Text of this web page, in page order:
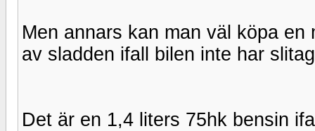
Men annars kan man väl köpa
av sladden ifall bilen inte har
Det är en 1,4 liters 75hk bensin